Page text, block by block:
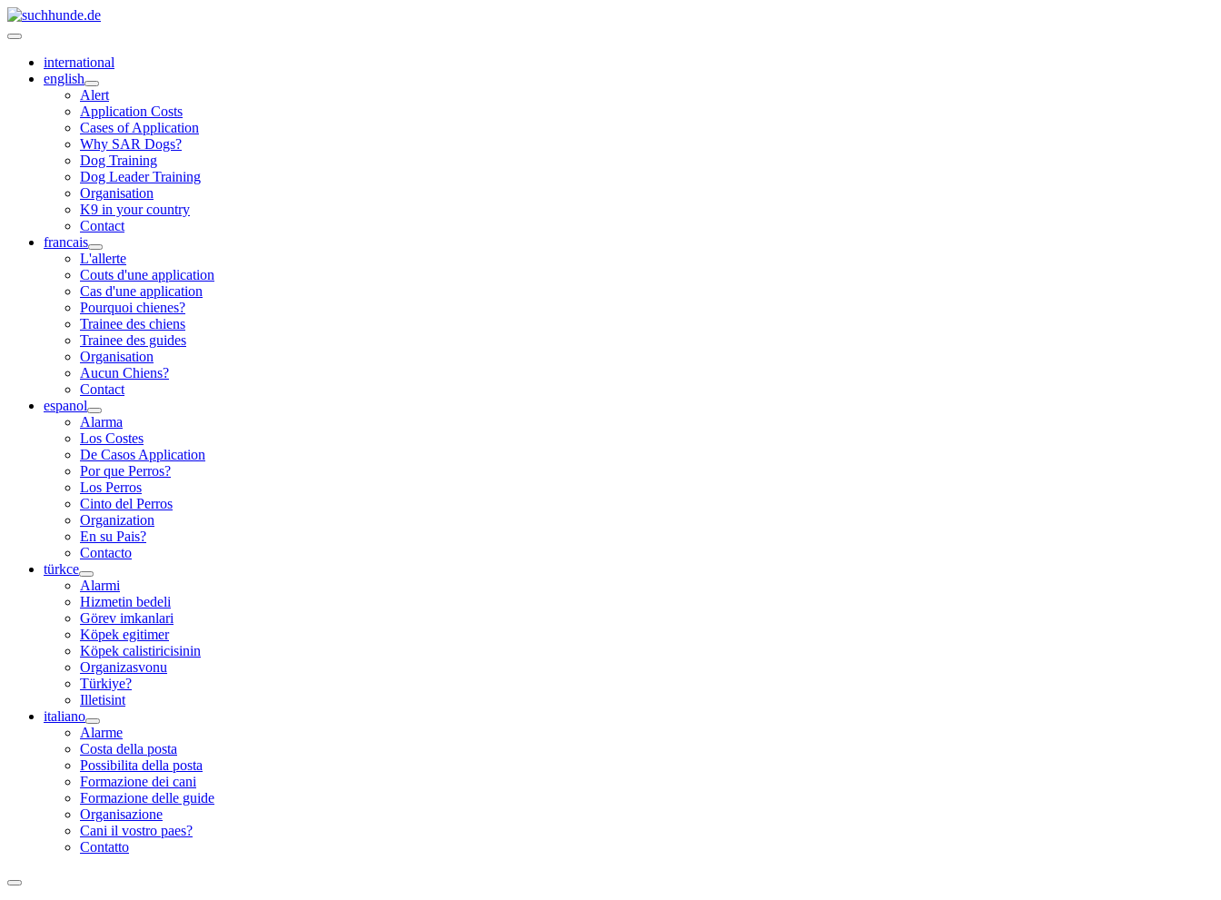
international
english
Alert
Application Costs
Cases of Application
Why SAR Dogs?
Dog Training
Dog Leader Training
Organisation
K9 in your country
Contact
francais
L'allerte
Couts d'une application
Cas d'une application
Pourquoi chienes?
Trainee des chiens
Trainee des guides
Organisation
Aucun Chiens?
Contact
espanol
Alarma
Los Costes
De Casos Application
Por que Perros?
Los Perros
Cinto del Perros
Organization
En su Pais?
Contacto
türkce
Alarmi
Hizmetin bedeli
Görev imkanlari
Köpek egitimer
Köpek calistiricisinin
Organizasvonu
Türkiye?
Illetisint
italiano
Alarme
Costa della posta
Possibilita della posta
Formazione dei cani
Formazione delle guide
Organisazione
Cani il vostro paes?
Contatto